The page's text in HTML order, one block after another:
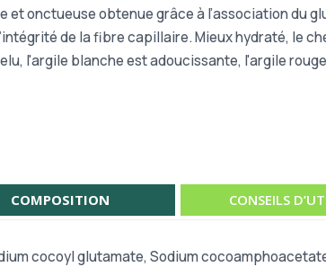
et onctueuse obtenuegrâce à l’association du
de la fibre capillaire. Mieux hydraté, le
l'argile blanche est adoucissante, l'argile
COMPOSITION CONSEILS
cocoyl glutamate, Sodium